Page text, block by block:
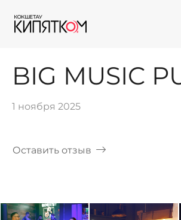
BIG MUSIC
1 ноября 2025
Оставить отзыв